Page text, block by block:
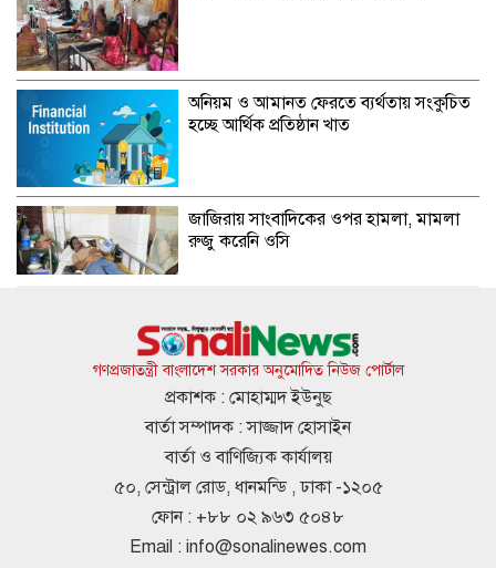
অনিয়ম ও আমানত ফেরতে ব্যর্থতায় সংকুচিত
হচ্ছে আর্থিক প্রতিষ্ঠান খাত
জাজিরায় সাংবাদিকের ওপর হামলা, মামলা
রুজু করেনি ওসি
রাষ্ট্রপতি নির্বাচনে ভোটের তারিখ ঘোষণা
শিকলবদ্ধতার কারণেই দেশ এগোতে পারেনি:
গণপ্রজাতন্ত্রী বাংলাদেশ সরকার অনুমোদিত নিউজ পোর্টাল
প্রকাশক : মোহাম্মদ ইউনুছ
বার্তা সম্পাদক : সাজ্জাদ হোসাইন
বার্তা ও বাণিজ্যিক কার্যালয়
৫০, সেন্ট্রাল রোড, ধানমন্ডি , ঢাকা -১২০৫
ফোন : +৮৮ ০২ ৯৬৩ ৫০৪৮
Email : info@sonalinewes.com